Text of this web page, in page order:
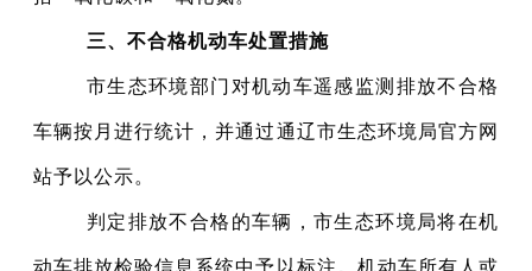
三、不合格机动车处置措施
市生态环境部门对机动车遥感监测排放不合格
车辆按月进行统计，并通过通辽市生态环境局官方网
站予以公示。
判定排放不合格的车辆，市生态环境局将在机
动车排放检验信息系统中予以标注。机动车所有人或